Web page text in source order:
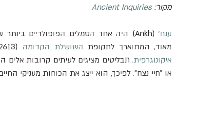
מקור: Ancient Inquiries
ענח' (
Ankh)
מאוד, המתוארך לתקופת השושלת הקדומה (3150-2613 לפנה"ס), ומופיע באופן נרחב בכתובות ובאמנות
איקונוגרפית
או "חיי נצח". לפיכך, הוא ייצג את הכוחות מעניקי